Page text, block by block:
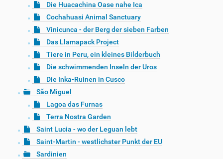
Die Huacachina Oase nahe Ica
Cochahuasi Animal Sanctuary
Vinicunca - der Berg der sieben Farben
Das Llamapack Project
Tiere in Peru, ein kleines Bilderbuch
Die schwimmenden Inseln der Uros
Die Inka-Ruinen in Cusco
São Miguel
Lagoa das Furnas
Terra Nostra Garden
Saint Lucia - wo der Leguan lebt
Saint-Martin - westlichster Punkt der EU
Sardinien